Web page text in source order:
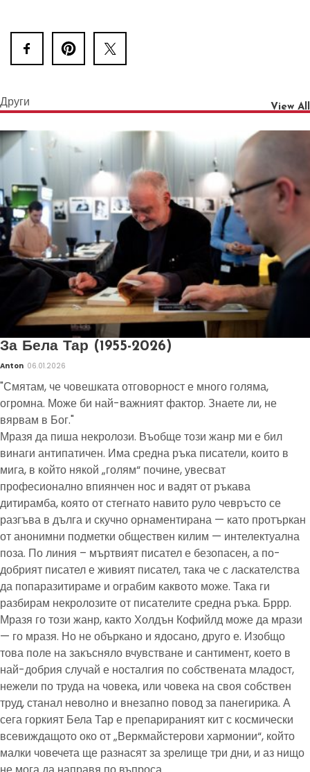
Други View All
За Бела Тар (1955-2026)
Anton 06.01.2026
"Смятам, че човешката отговорност е много голяма,
огромна. Може би най-важният фактор. Знаете ли, не
вярвам в Бог."
Мразя да пиша некролози. Въобще този жанр ми е бил
винаги антипатичен. Има средна ръка писатели, които в
мига, в който някой „голям“ почине, увесват
професионално впиянчен нос и вадят от ръкава
дитирамба, която от стегнато навито руло чевръсто се
разгъва в дълга и скучно орнаментирана — като протъркан
от анонимни подметки обществен килим — интелектуална
поза. По линия – мъртвият писател е безопасен, а по-
добрият писател е живият писател, така че с ласкателства
да попаразитираме и ограбим каквото може. Така ги
разбирам некролозите от писателите средна ръка. Бррр.
Мразя го този жанр, както Холдън Кофийлд може да мрази
— го мразя. Но не объркано и ядосано, друго е. Изобщо
това поле на закъсняло вчувстване и сантимент, което в
най-добрия случай е носталгия по собствената младост,
нежели по труда на човека, или човека на своя собствен
труд, станал неволно и внезапно повод за панегирика. А
сега горкият Бела Тар е препарираният кит с космически
всевиждащото око от „Веркмайстерови хармонии“, който
малки човечета ще разнасят за зрелище три дни, и аз нищо